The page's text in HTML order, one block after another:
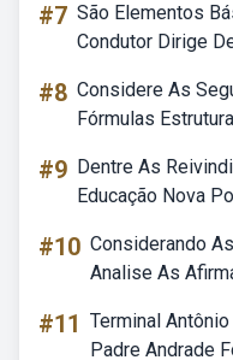
#7 São Elementos
Condutor Dirige
#8 Considere As
Fórmulas
#9 Dentre As
Educação Nova
#10 Considerando
Analise As
#11 Terminal
Padre Andrade